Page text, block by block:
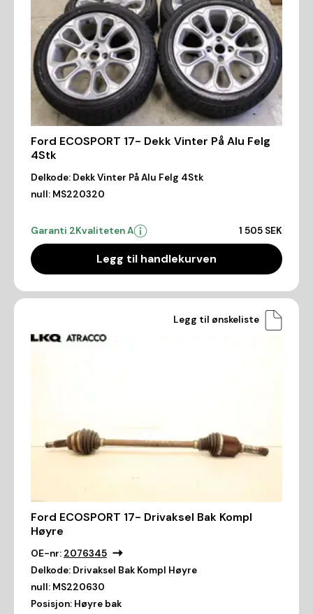
Ford ECOSPORT 17- Dekk Vinter På Alu Felg
4Stk
Delkode: Dekk Vinter På Alu Felg 4Stk
null: MS220320
Garanti 2Kvaliteten A 1 505 SEK
Legg til handlekurven
Legg til ønskeliste
Ford ECOSPORT 17- Drivaksel Bak Kompl
Høyre
OE-nr: 2076345
Delkode: Drivaksel Bak Kompl Høyre
null: MS220630
Posisjon: Høyre bak